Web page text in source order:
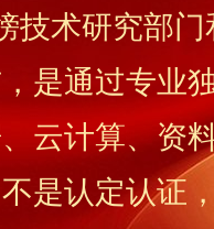
技术研究部
是通过专业
云计算、资
是认定认证